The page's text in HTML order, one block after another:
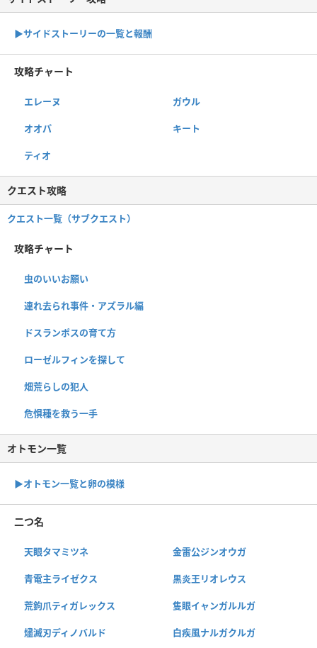
▶サイドストーリーの一覧と報酬
攻略チャート
エレーヌ ガウル
オオパ キート
ティオ
クエスト攻略
クエスト一覧（サブクエスト）
攻略チャート
虫のいいお願い
連れ去られ事件・アズラル編
ドスランポスの育て方
ローゼルフィンを探して
畑荒らしの犯人
危惧種を救う一手
オトモン一覧
▶︎オトモン一覧と卵の模様
二つ名
天眼タマミツネ 金雷公ジンオウガ
青電主ライゼクス 黒炎王リオレウス
荒鉤爪ティガレックス 隻眼イャンガルルガ
燼滅刃ディノバルド 白疾風ナルガクルガ